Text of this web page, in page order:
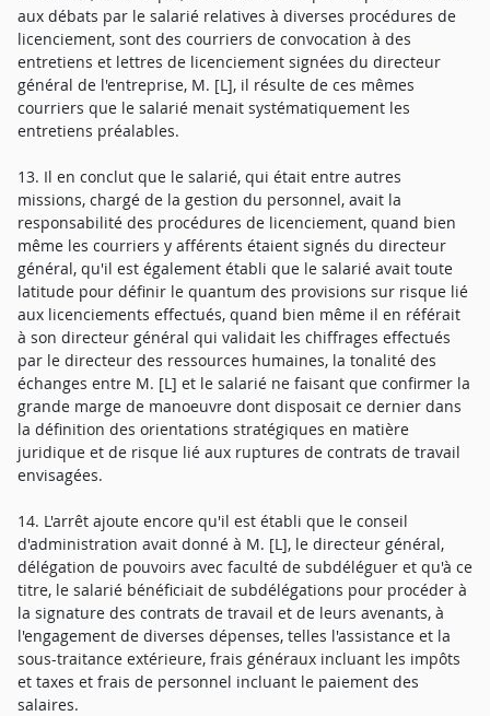
aux débats par le salarié relatives à diverses procédures de
licenciement, sont des courriers de convocation à des
entretiens et lettres de licenciement signées du directeur
général de l'entreprise, M. [L], il résulte de ces mêmes
courriers que le salarié menait systématiquement les
entretiens préalables.
13. Il en conclut que le salarié, qui était entre autres
missions, chargé de la gestion du personnel, avait la
responsabilité des procédures de licenciement, quand bien
même les courriers y afférents étaient signés du directeur
général, qu'il est également établi que le salarié avait toute
latitude pour définir le quantum des provisions sur risque lié
aux licenciements effectués, quand bien même il en référait
à son directeur général qui validait les chiffrages effectués
par le directeur des ressources humaines, la tonalité des
échanges entre M. [L] et le salarié ne faisant que confirmer la
grande marge de manoeuvre dont disposait ce dernier dans
la définition des orientations stratégiques en matière
juridique et de risque lié aux ruptures de contrats de travail
envisagées.
14. L'arrêt ajoute encore qu'il est établi que le conseil
d'administration avait donné à M. [L], le directeur général,
délégation de pouvoirs avec faculté de subdéléguer et qu'à ce
titre, le salarié bénéficiait de subdélégations pour procéder à
la signature des contrats de travail et de leurs avenants, à
l'engagement de diverses dépenses, telles l'assistance et la
sous-traitance extérieure, frais généraux incluant les impôts
et taxes et frais de personnel incluant le paiement des
salaires.